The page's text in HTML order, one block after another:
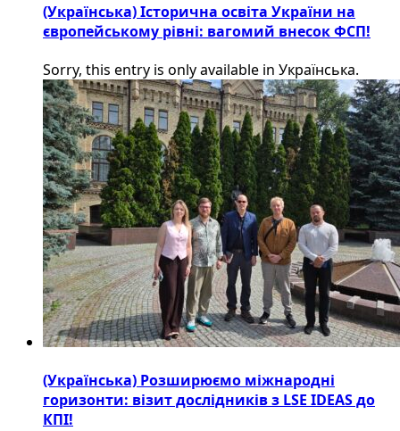
(Українська) Історична освіта України на
європейському рівні: вагомий внесок ФСП!
Sorry, this entry is only available in Українська.
(Українська) Розширюємо міжнародні
горизонти: візит дослідників з LSE IDEAS до
КПІ!